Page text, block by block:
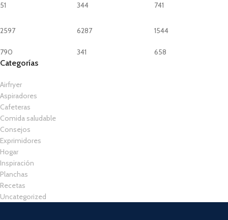
51 344 741
2597
790
6287
341
1544
658
Categorías
Airfryer
Aspiradores
Cafeteras
Comida saludable
Consejos
Exprimidores
Hogar
Inspiración
Planchas
Recetas
Uncategorized